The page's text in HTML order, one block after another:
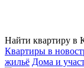
Найти квартиру в
Квартиры в
жильё Дома и